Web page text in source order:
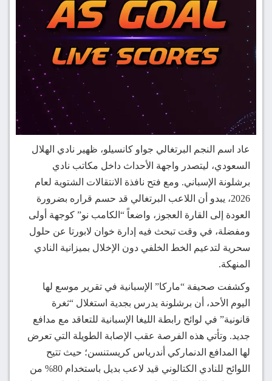
عاد اسم النجم البرتغالي جواو كانسيلو، ظهير نادي الهلال
السعودي، ليتصدر واجهة الأحداث داخل مكاتب نادي
برشلونة الإسباني. ومع فتح نافذة الانتقالات الشتوية لعام
2026، يبدو أن اللاعب البرتغالي قد حسم قراره بضرورة
العودة إلى القارة العجوز، واضعاً “الكامب نو” كوجهة أولى
ومفضلة، في وقت تبحث فيه إدارة خوان لابورتا عن حلول
سحرية لتدعيم الخط الخلفي دون الإخلال بميزانية النادي
المنهكة.
وكشفت صحيفة “ماركا” الإسبانية في تقرير موسع لها
اليوم الأحد، أن برشلونة يدرس بجدية استغلال “ثغرة
قانونية” في لوائح رابطة الليغا الإسبانية للتعاقد مع مدافع
جديد. وتأتي هذه الفرصة عقب الإصابة الطويلة التي تعرض
لها المدافع الدنماركي أندرياس كريستنسن؛ حيث تتيح
اللوائح للنادي الكتالوني قيد لاعب بديل باستخدام 80% من